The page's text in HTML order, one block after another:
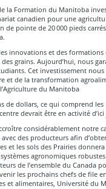
la Formation du Manitoba
canadien pour une
pointe de 20 000 pieds
innovations et des
grains. Aujourd’hui, nous
Cet investissement nous
et de la transformation
du Manitoba
de dollars, ce qui comprend
devrait être en activité
considérablement notre
des producteurs afin
et les sols des Prairies
agronomiques
de l’ensemble du Canada
les prochains chefs de file
et alimentaires, Université du